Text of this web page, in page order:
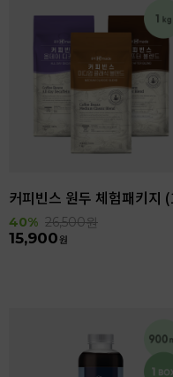
40% 26,500원
15,900원